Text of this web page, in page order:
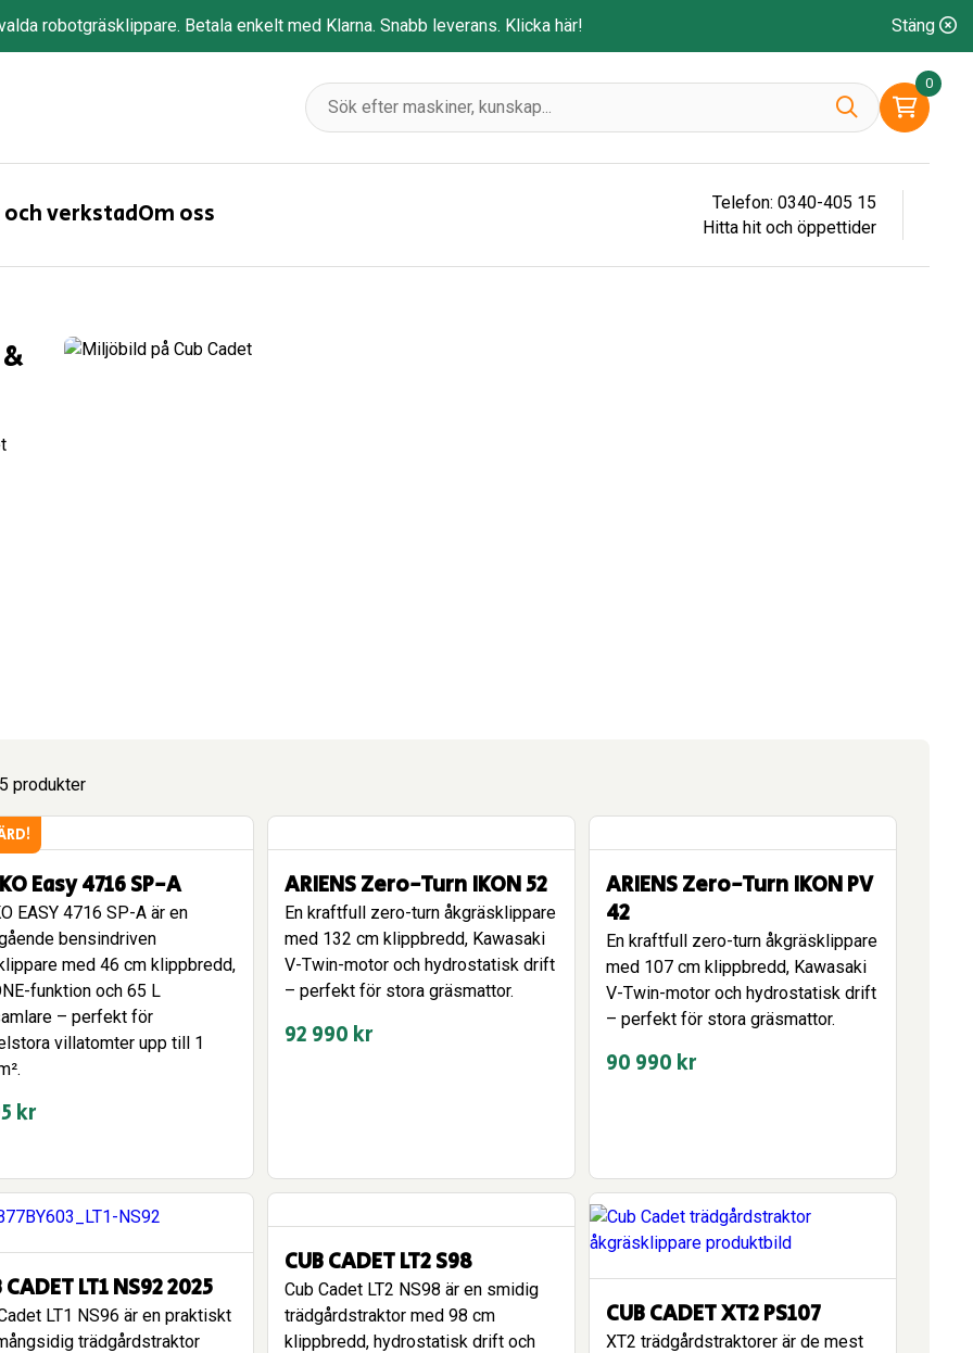
robotgräsklippare. Betala enkelt med Klarna. Snabb leverans. Klicka här! Stäng
0
verkstadOm oss
Telefon: 0340-405 15
Hitta hit och öppettider
produkter
Easy 4716 SP-A
EASY 4716 SP-A är en
bensindriven
med 46 cm klippbredd,
funktion och 65 L
– perfekt för
villatomter upp till 1
kr
ARIENS Zero-Turn IKON 52
En kraftfull zero-turn åkgräsklippare
med 132 cm klippbredd, Kawasaki
V-Twin-motor och hydrostatisk drift
– perfekt för stora gräsmattor.
92 990 kr
ARIENS Zero-Turn IKON PV
42
En kraftfull zero-turn åkgräsklippare
med 107 cm klippbredd, Kawasaki
V-Twin-motor och hydrostatisk drift
– perfekt för stora gräsmattor.
90 990 kr
CADET LT1 NS92 2025
LT1 NS96 är en praktiskt
trädgårdstraktor
CUB CADET LT2 S98
Cub Cadet LT2 NS98 är en smidig
trädgårdstraktor med 98 cm
klippbredd, hydrostatisk drift och
CUB CADET XT2 PS107
XT2 trädgårdstraktorer är de mest